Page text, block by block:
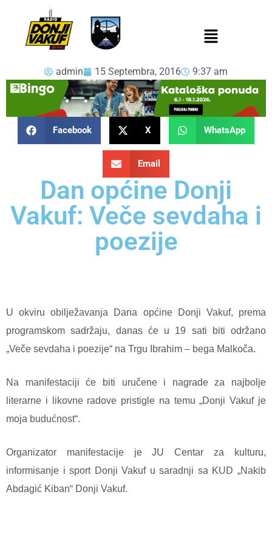
admin 15 Septembra, 2016 9:37 am
Facebook X WhatsApp
Email
Dan općine Donji
Vakuf: Veče sevdaha i
poezije
U okviru obilježavanja Dana općine Donji Vakuf, prema
programskom sadržaju, danas će u 19 sati biti održano
„Veče sevdaha i poezije“ na Trgu Ibrahim – bega Malkoča.
Na manifestaciji će biti uručene i nagrade za najbolje
literarne i likovne radove pristigle na temu „Donji Vakuf je
moja budućnost“.
Organizator manifestacije je JU Centar za kulturu,
informisanje i sport Donji Vakuf u saradnji sa KUD „Nakib
Abdagić Kiban“ Donji Vakuf.